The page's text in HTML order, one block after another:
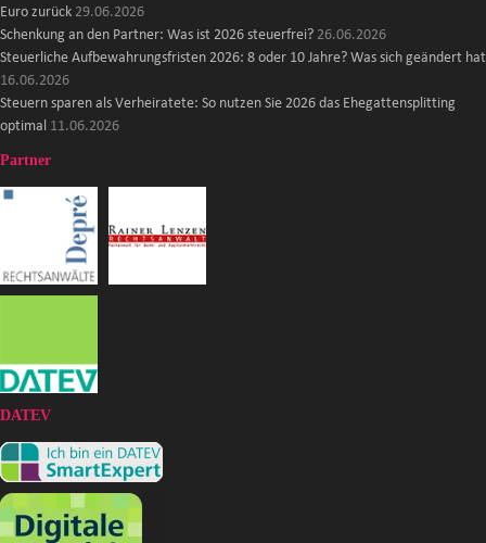
Euro zurück 29.06.2026
Schenkung an den Partner: Was ist 2026 steuerfrei? 26.06.2026
Steuerliche Aufbewahrungsfristen 2026: 8 oder 10 Jahre? Was sich geändert hat
16.06.2026
Steuern sparen als Verheiratete: So nutzen Sie 2026 das Ehegattensplitting
optimal 11.06.2026
Partner
DATEV